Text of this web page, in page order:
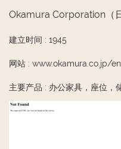
Okamura Corporation（
建立时间 : 1945
网站 : www.okamura.co.jp/
主要产品 : 办公家具，座位，